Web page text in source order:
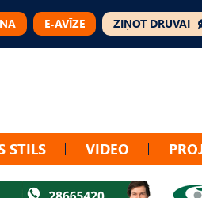
E-AVĪZE ZIŅOT DRUVAI
STILS VIDEO